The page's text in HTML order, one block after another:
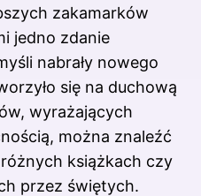
zakamarków
jedno zdanie
nabrały nowego
się na duchową
wyrażających
można znaleźć
książkach czy
przez świętych.